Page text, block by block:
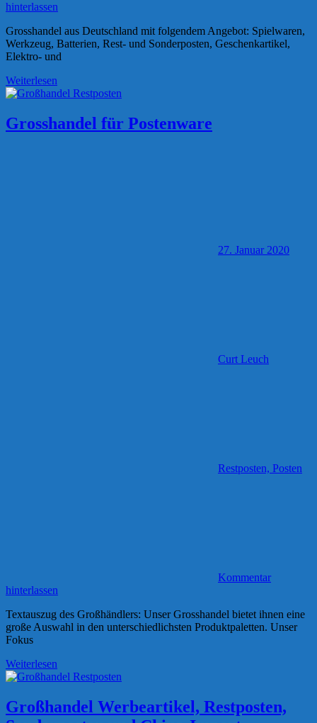
hinterlassen
Grosshandel aus Deutschland mit folgendem Angebot: Spielwaren,
Werkzeug, Batterien, Rest- und Sonderposten, Geschenkartikel,
Elektro- und
Weiterlesen
Grosshandel für Postenware
27. Januar 2020
Curt Leuch
Restposten, Posten
Kommentar
hinterlassen
Textauszug des Großhändlers: Unser Grosshandel bietet ihnen eine
große Auswahl in den unterschiedlichsten Produktpaletten. Unser
Fokus
Weiterlesen
Großhandel Werbeartikel, Restposten,